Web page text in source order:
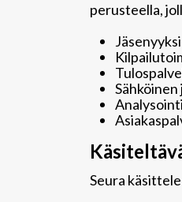
perusteella,
Seura